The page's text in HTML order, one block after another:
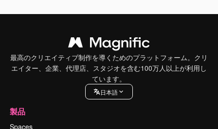
最高のクリエイティブ制作を導くためのプラットフォーム。クリ
エイター、企業、代理店、スタジオを含む100万人以上が利用し
ています。
日本語
製品
Spaces